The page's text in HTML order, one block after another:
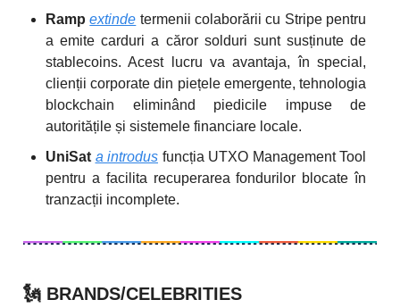
Ramp extinde termenii colaborării cu Stripe pentru
a emite carduri a căror solduri sunt susținute de
stablecoins. Acest lucru va avantaja, în special,
clienții corporate din piețele emergente, tehnologia
blockchain eliminând piedicile impuse de
autoritățile și sistemele financiare locale.
UniSat a introdus funcția UTXO Management Tool
pentru a facilita recuperarea fondurilor blocate în
tranzacții incomplete.
🗽 BRANDS/CELEBRITIES